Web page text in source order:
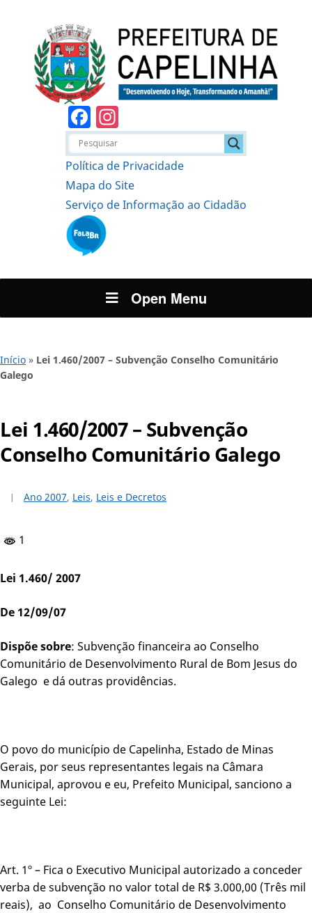
Facebook
Política de Privacidade
Mapa do Site
Serviço de Informação ao Cidadão
Open Menu
Início » Lei 1.460/2007 – Subvenção Conselho Comunitário
Galego
Lei 1.460/2007 – Subvenção
Conselho Comunitário Galego
Ano 2007, Leis, Leis e Decretos
1
Lei 1.460/ 2007
De 12/09/07
Dispõe sobre: Subvenção financeira ao Conselho
Comunitário de Desenvolvimento Rural de Bom Jesus do
Galego e dá outras providências.
O povo do município de Capelinha, Estado de Minas
Gerais, por seus representantes legais na Câmara
Municipal, aprovou e eu, Prefeito Municipal, sanciono a
seguinte Lei:
Art. 1º – Fica o Executivo Municipal autorizado a conceder
verba de subvenção no valor total de R$ 3.000,00 (Três mil
reais), ao Conselho Comunitário de Desenvolvimento